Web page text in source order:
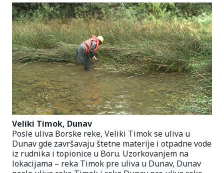
Veliki Timok, Dunav
Posle uliva Borske reke, Veliki Timok se uliva u
Dunav gde završavaju štetne materije i otpadne vode
iz rudnika i topionice u Boru. Uzorkovanjem na
lokacijama – reka Timok pre uliva u Dunav, Dunav